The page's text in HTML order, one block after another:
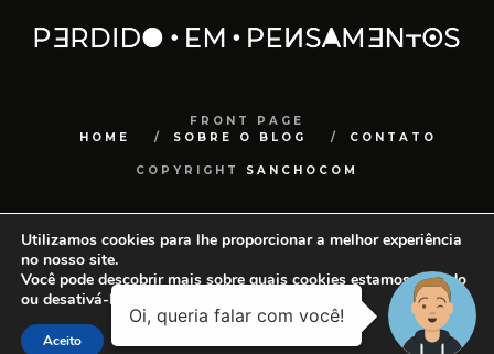
FRONT PAGE
HOME
SOBRE O BLOG CONTATO
COPYRIGHT SANCHOCOM
Utilizamos cookies para lhe proporcionar a melhor experiência
no nosso site.
Você pode descobrir mais sobre quais cookies estamos usando
ou desativá-los em
Aceito